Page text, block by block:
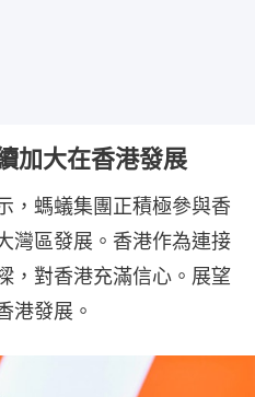
加大在香港發展
，螞蟻集團正積極參與香
灣區發展。香港作為連接
，對香港充滿信心。展望
港發展。